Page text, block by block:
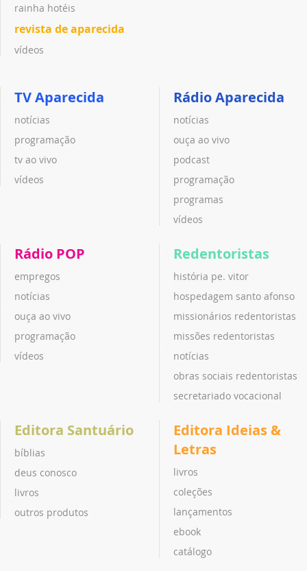
rainha hotéis
revista de aparecida
vídeos
TV Aparecida
notícias
programação
tv ao vivo
vídeos
Rádio Aparecida
notícias
ouça ao vivo
podcast
programação
programas
vídeos
Rádio POP
empregos
notícias
ouça ao vivo
programação
vídeos
Redentoristas
história pe. vitor
hospedagem santo afonso
missionários redentoristas
missões redentoristas
notícias
obras sociais redentoristas
secretariado vocacional
Editora Santuário
bíblias
deus conosco
livros
outros produtos
Editora Ideias &
Letras
livros
coleções
lançamentos
ebook
catálogo